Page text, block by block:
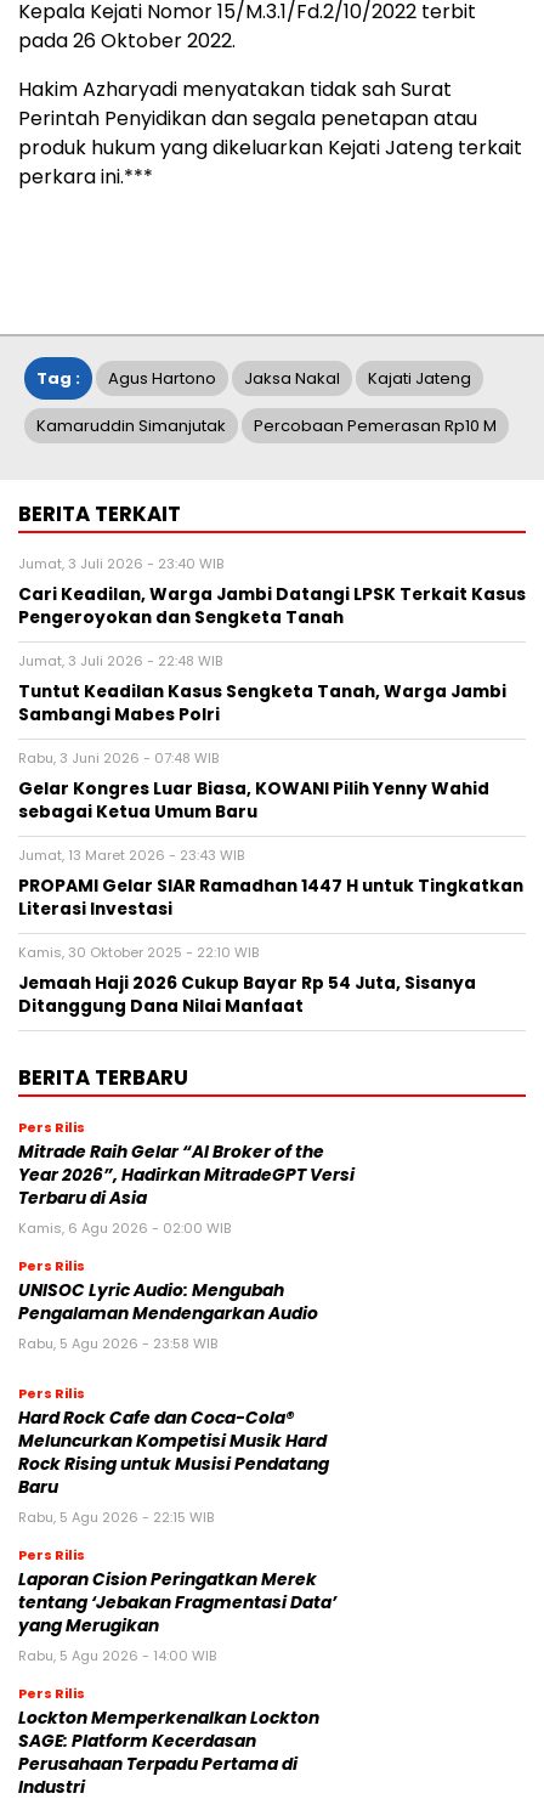
Kepala Kejati Nomor 15/M.3.1/Fd.2/10/2022 terbit
pada 26 Oktober 2022.
Hakim Azharyadi menyatakan tidak sah Surat
Perintah Penyidikan dan segala penetapan atau
produk hukum yang dikeluarkan Kejati Jateng terkait
perkara ini.***
Tag : Agus Hartono Jaksa Nakal Kajati Jateng
Kamaruddin Simanjutak Percobaan Pemerasan Rp10 M
BERITA TERKAIT
Jumat, 3 Juli 2026 - 23:40 WIB
Cari Keadilan, Warga Jambi Datangi LPSK Terkait Kasus
Pengeroyokan dan Sengketa Tanah
Jumat, 3 Juli 2026 - 22:48 WIB
Tuntut Keadilan Kasus Sengketa Tanah, Warga Jambi
Sambangi Mabes Polri
Rabu, 3 Juni 2026 - 07:48 WIB
Gelar Kongres Luar Biasa, KOWANI Pilih Yenny Wahid
sebagai Ketua Umum Baru
Jumat, 13 Maret 2026 - 23:43 WIB
PROPAMI Gelar SIAR Ramadhan 1447 H untuk Tingkatkan
Literasi Investasi
Kamis, 30 Oktober 2025 - 22:10 WIB
Jemaah Haji 2026 Cukup Bayar Rp 54 Juta, Sisanya
Ditanggung Dana Nilai Manfaat
BERITA TERBARU
Pers Rilis
Mitrade Raih Gelar “AI Broker of the
Year 2026”, Hadirkan MitradeGPT Versi
Terbaru di Asia
Kamis, 6 Agu 2026 - 02:00 WIB
Pers Rilis
UNISOC Lyric Audio: Mengubah
Pengalaman Mendengarkan Audio
Rabu, 5 Agu 2026 - 23:58 WIB
Pers Rilis
Hard Rock Cafe dan Coca-Cola®
Meluncurkan Kompetisi Musik Hard
Rock Rising untuk Musisi Pendatang
Baru
Rabu, 5 Agu 2026 - 22:15 WIB
Pers Rilis
Laporan Cision Peringatkan Merek
tentang ‘Jebakan Fragmentasi Data’
yang Merugikan
Rabu, 5 Agu 2026 - 14:00 WIB
Pers Rilis
Lockton Memperkenalkan Lockton
SAGE: Platform Kecerdasan
Perusahaan Terpadu Pertama di
Industri